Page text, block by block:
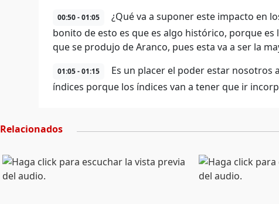
00:50 - 01:05
¿Qué va a suponer este impacto en
bonito de esto es que es algo histórico, porque
que se produjo de Aranco, pues esta va a ser la
01:05 - 01:15
Es un placer el poder estar nosotros
índices porque los índices van a tener que ir
Relacionados